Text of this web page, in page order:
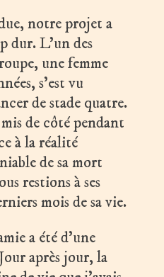
notre projet a
dur. L’un des
une femme
s’est vu
de stade quatre.
de côté pendant
à la réalité
de sa mort
restions à ses
mois de sa vie.
a été d’une
après jour, la